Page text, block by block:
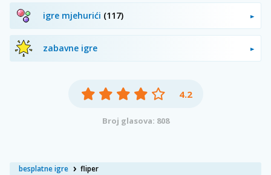
besplatne igre fliper
igre mjehurići (117)
zabavne igre
4.2
Broj glasova: 808